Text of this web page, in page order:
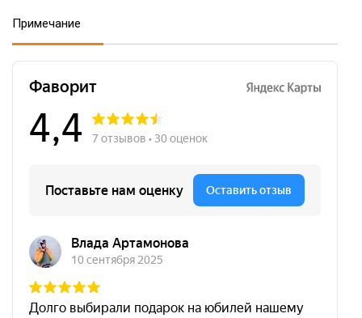
Примечание